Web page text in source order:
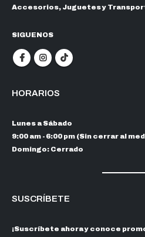
Accesorios, Juguetes y
SIGUENOS
HORARIOS
Lunes a Sábado
9:00 am - 6:00 pm (Sin cerrar al
Domingo: Cerrado
SUSCRÍBETE
¡Suscríbete ahora y conoce